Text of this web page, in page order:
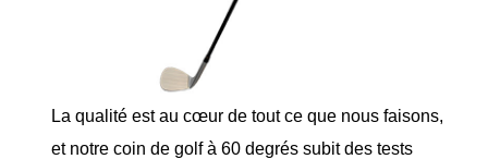
La qualité est au cœur de tout ce que nous faisons,
et notre coin de golf à 60 degrés subit des tests